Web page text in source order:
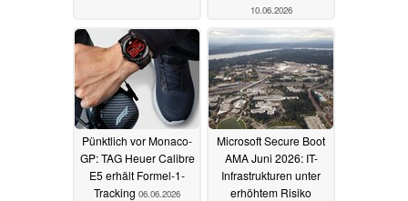
10.06.2026
Pünktlich vor Monaco-
GP: TAG Heuer Calibre
E5 erhält Formel-1-
Tracking 06.06.2026
Microsoft Secure Boot
AMA Juni 2026: IT-
Infrastrukturen unter
erhöhtem Risiko